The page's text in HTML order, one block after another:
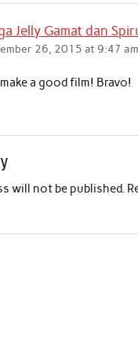
Jelly Gamat dan
26, 2015 at 9:47 am
a good film! Bravo!
will not be published.